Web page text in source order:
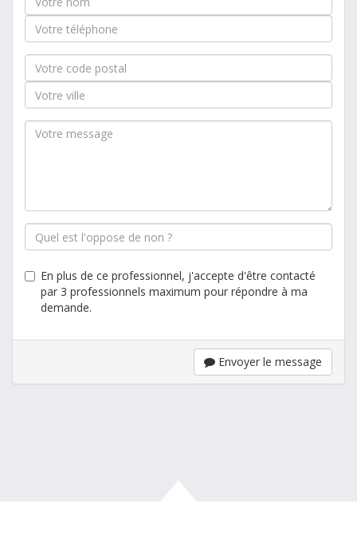
En plus de ce professionnel, j'accepte d'être contacté
par 3 professionnels maximum pour répondre à ma
demande.
Envoyer le message